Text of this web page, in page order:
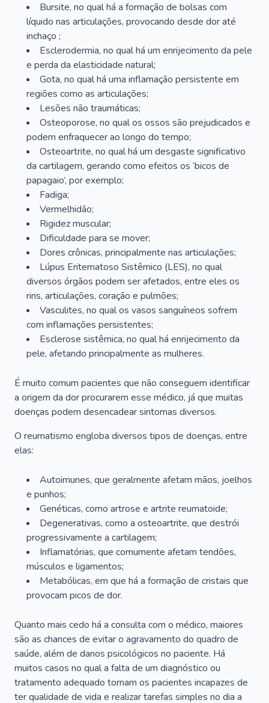
Bursite, no qual há a formação de bolsas com
líquido nas articulações, provocando desde dor até
inchaço ;
Esclerodermia, no qual há um enrijecimento da pele
e perda da elasticidade natural;
Gota, no qual há uma inflamação persistente em
regiões como as articulações;
Lesões não traumáticas;
Osteoporose, no qual os ossos são prejudicados e
podem enfraquecer ao longo do tempo;
Osteoartrite, no qual há um desgaste significativo
da cartilagem, gerando como efeitos os ‘bicos de
papagaio’, por exemplo;
Fadiga;
Vermelhidão;
Rigidez muscular;
Dificuldade para se mover;
Dores crônicas, principalmente nas articulações;
Lúpus Eritematoso Sistêmico (LES), no qual
diversos órgãos podem ser afetados, entre eles os
rins, articulações, coração e pulmões;
Vasculites, no qual os vasos sanguíneos sofrem
com inflamações persistentes;
Esclerose sistêmica, no qual há enrijecimento da
pele, afetando principalmente as mulheres.
É muito comum pacientes que não conseguem identificar
a origem da dor procurarem esse médico, já que muitas
doenças podem desencadear sintomas diversos.
O reumatismo engloba diversos tipos de doenças, entre
elas:
Autoimunes, que geralmente afetam mãos, joelhos
e punhos;
Genéticas, como artrose e artrite reumatoide;
Degenerativas, como a osteoartrite, que destrói
progressivamente a cartilagem;
Inflamatórias, que comumente afetam tendões,
músculos e ligamentos;
Metabólicas, em que há a formação de cristais que
provocam picos de dor.
Quanto mais cedo há a consulta com o médico, maiores
são as chances de evitar o agravamento do quadro de
saúde, além de danos psicológicos no paciente. Há
muitos casos no qual a falta de um diagnóstico ou
tratamento adequado tornam os pacientes incapazes de
ter qualidade de vida e realizar tarefas simples no dia a